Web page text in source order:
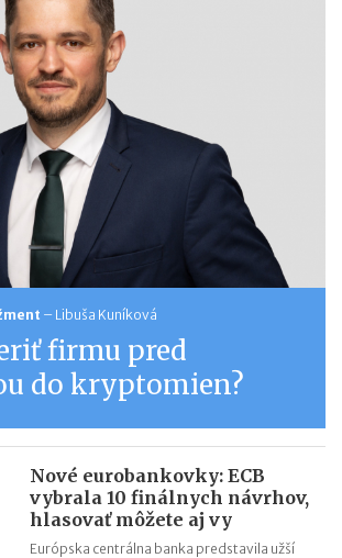
– Libuša Kuníková
firmu pred
do kryptomien?
Nové eurobankovky: ECB
vybrala 10 finálnych návrhov,
hlasovať môžete aj vy
Európska centrálna banka predstavila užší